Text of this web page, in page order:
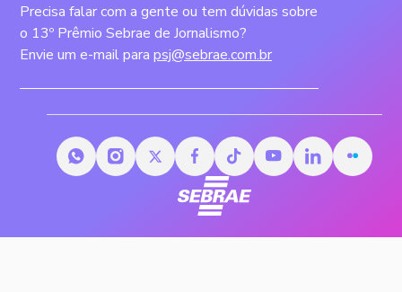
Precisa falar com a gente ou tem dúvidas sobre
o 13º Prêmio Sebrae de Jornalismo?
Envie um e-mail para psj@sebrae.com.br